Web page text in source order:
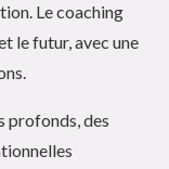
Le coaching
le futur, avec une
profonds, des